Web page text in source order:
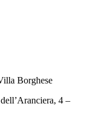
Borghese
4 –